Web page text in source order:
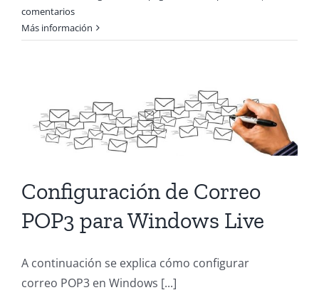
comentarios
Más información
Configuración de Correo
POP3 para Windows Live
A continuación se explica cómo configurar
correo POP3 en Windows [...]